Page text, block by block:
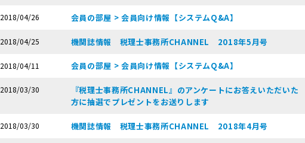
2018/04/26 会員の部屋 > 会員向け情報【システムQ&A】
2018/04/25 機関誌情報 税理士事務所CHANNEL 2018年5月号
2018/04/11 会員の部屋 > 会員向け情報【システムQ&A】
2018/03/30
『税理士事務所CHANNEL』のアンケートにお答えいただいた
方に抽選でプレゼントをお送りします
2018/03/30 機関誌情報 税理士事務所CHANNEL 2018年4月号